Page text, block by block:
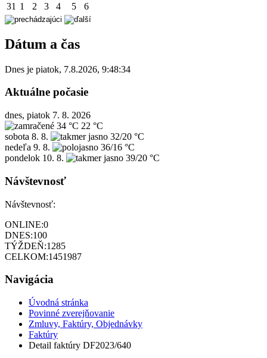
31 1 2 3 4 5 6
Dátum a čas
Dnes je piatok, 7.8.2026, 9:48:34
Aktuálne počasie
dnes, piatok 7. 8. 2026
34 °C 22 °C
sobota 8. 8.
32/20 °C
nedeľa 9. 8.
36/16 °C
pondelok 10. 8. 39/20 °C
Návštevnosť
Návštevnosť:
ONLINE:0
DNES:100
TÝŽDEŇ:1285
CELKOM:1451987
Navigácia
Úvodná stránka
Povinné zverejňovanie
Zmluvy, Faktúry, Objednávky
Faktúry
Detail faktúry DF2023/640